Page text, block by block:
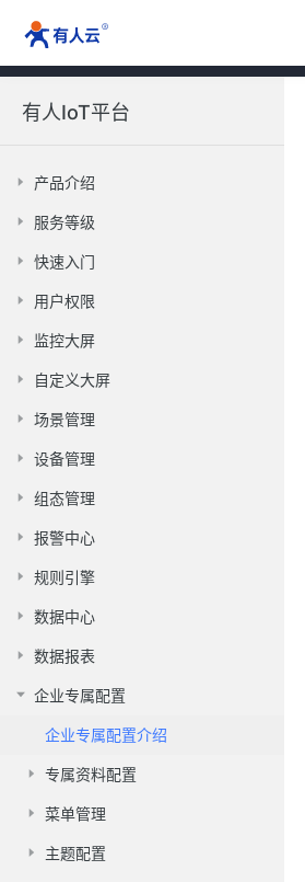
有人IoT平台
产品介绍
服务等级
快速入门
用户权限
监控大屏
自定义大屏
场景管理
设备管理
组态管理
报警中心
规则引擎
数据中心
数据报表
企业专属配置
企业专属配置介绍
专属资料配置
菜单管理
主题配置